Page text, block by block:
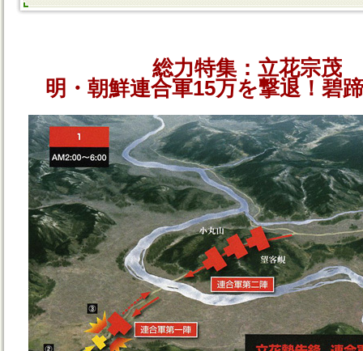
総力特集：立花宗茂
明・朝鮮連合軍15万を撃退！碧